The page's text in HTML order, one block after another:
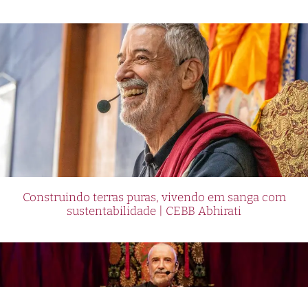
Construindo terras puras, vivendo em sanga com
sustentabilidade | CEBB Abhirati